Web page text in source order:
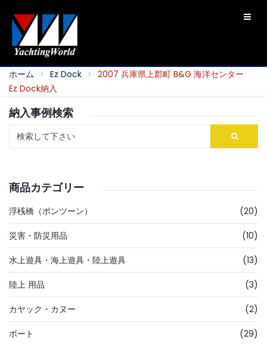
ホーム Ez Dock
2007 兵庫県上郡町 B&G 海洋センター
Ez Dock納入
納入事例検索
商品カテゴリー
浮桟橋（ポンツーン）
(20)
災害・防災用品 (10)
水上遊具・海上遊具・陸上遊具 (13)
陸上 用品 (3)
カヤック・カヌー (2)
ボート (29)